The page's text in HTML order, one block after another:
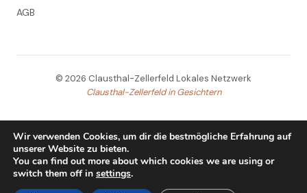
AGB
© 2026 Clausthal-Zellerfeld Lokales Netzwerk
Clausthal-Zellerfeld in Gesichtern
Wir verwenden Cookies, um dir die bestmögliche Erfahrung auf
unserer Website zu bieten.
You can find out more about which cookies we are using or
switch them off in settings.